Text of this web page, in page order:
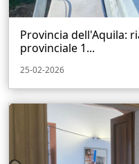
Provincia dell'Aquila:
provinciale 1...
25-02-2026